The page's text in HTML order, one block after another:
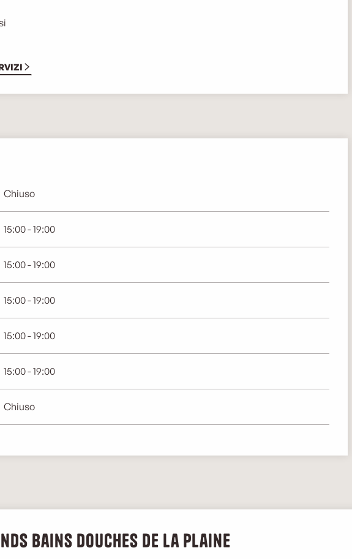
Chiuso
15:00 - 19:00
15:00 - 19:00
15:00 - 19:00
15:00 - 19:00
15:00 - 19:00
Chiuso
bains douches de la Plaine